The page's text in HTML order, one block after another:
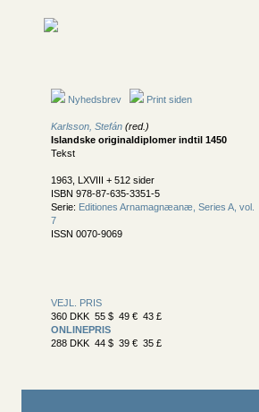
Nyhedsbrev Print siden
Karlsson, Stefán (red.)
Islandske originaldiplomer indtil 1450
Tekst
1963, LXVIII + 512 sider
ISBN 978-87-635-3351-5
Serie: Editiones Arnamagnæanæ, Series A, vol.
7
ISSN 0070-9069
VEJL. PRIS
360 DKK 55 $ 49 € 43 £
ONLINEPRIS
288 DKK 44 $ 39 € 35 £